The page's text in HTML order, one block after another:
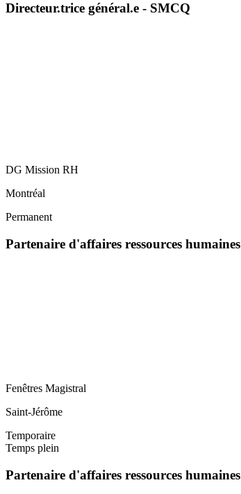
Directeur.trice général.e - SMCQ
DG Mission RH
Montréal
Permanent
Partenaire d'affaires ressources humaines
Fenêtres Magistral
Saint-Jérôme
Temporaire
Temps plein
Partenaire d'affaires ressources humaines